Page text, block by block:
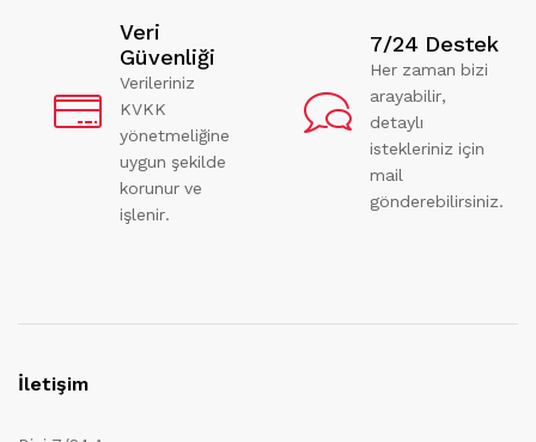
Veri
Güvenliği
Verileriniz
KVKK
yönetmeliğine
uygun şekilde
korunur ve
işlenir.
7/24 Destek
Her zaman bizi
arayabilir,
detaylı
istekleriniz için
mail
gönderebilirsiniz.
İletişim